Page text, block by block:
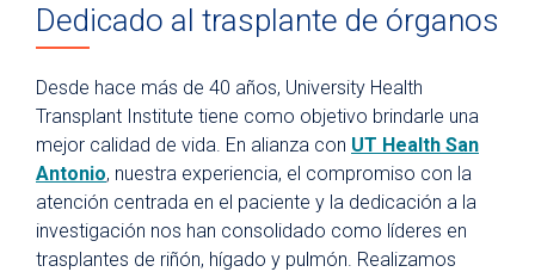
Dedicado al trasplante de órganos
Desde hace más de 40 años, University Health
Transplant Institute tiene como objetivo brindarle una
mejor calidad de vida. En alianza con UT Health San
Antonio, nuestra experiencia, el compromiso con la
atención centrada en el paciente y la dedicación a la
investigación nos han consolidado como líderes en
trasplantes de riñón, hígado y pulmón. Realizamos